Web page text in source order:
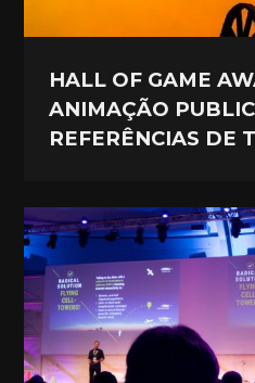
HALL OF GAME
ANIMAÇÃO
REFERÊNCIAS DE